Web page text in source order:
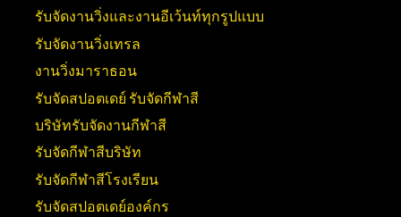
รับจัดงานวิ่งและงานอีเว้นท์ทุกรูปแบบ
รับจัดงานวิ่งเทรล
งานวิ่งมาราธอน
รับจัดสปอตเดย์ รับจัดกีฬาสี
บริษัทรับจัดงานกีฬาสี
รับจัดกีฬาสีบริษัท
รับจัดกีฬาสีโรงเรียน
รับจัดสปอตเดย์องค์กร